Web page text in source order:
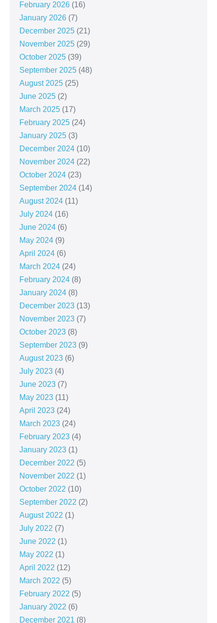
February 2026 (16)
January 2026 (7)
December 2025 (21)
November 2025 (29)
October 2025 (39)
September 2025 (48)
August 2025 (25)
June 2025 (2)
March 2025 (17)
February 2025 (24)
January 2025 (3)
December 2024 (10)
November 2024 (22)
October 2024 (23)
September 2024 (14)
August 2024 (11)
July 2024 (16)
June 2024 (6)
May 2024 (9)
April 2024 (6)
March 2024 (24)
February 2024 (8)
January 2024 (8)
December 2023 (13)
November 2023 (7)
October 2023 (8)
September 2023 (9)
August 2023 (6)
July 2023 (4)
June 2023 (7)
May 2023 (11)
April 2023 (24)
March 2023 (24)
February 2023 (4)
January 2023 (1)
December 2022 (5)
November 2022 (1)
October 2022 (10)
September 2022 (2)
August 2022 (1)
July 2022 (7)
June 2022 (1)
May 2022 (1)
April 2022 (12)
March 2022 (5)
February 2022 (5)
January 2022 (6)
December 2021 (8)